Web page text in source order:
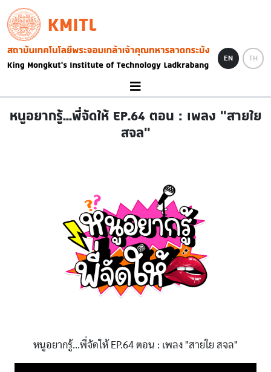
Skip to main content
KMITL
Image
EN TH
หนูอยากรู้...พี่จัดให้ EP.64 ตอน : เพลง "สายใย
สจล"
หนูอยากรู้...พี่จัดให้ EP.64 ตอน : เพลง "สายใย สจล"